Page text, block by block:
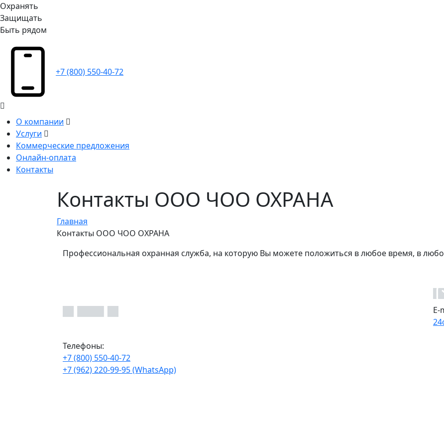
Охранять
Защищать
Быть рядом
+7 (800) 550-40-72
О компании
Услуги
Коммерческие предложения
Онлайн-оплата
Контакты
Контакты ООО ЧОО ОХРАНА
Главная
Контакты ООО ЧОО ОХРАНА
Профессиональная охранная служба, на которую Вы можете положиться в любое время, в
Телефоны:
+7 (800) 550-40-72
+7 (962) 220-99-95 (WhatsApp)
E-